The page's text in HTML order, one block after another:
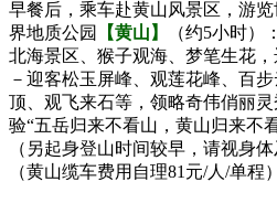
早餐后，乘车赴黄山风景区，游
界地质公园
【黄山】
（约5小时）
北海景区、猴子观海、梦笔生花
－迎客松玉屏峰、观莲花峰、百
顶、观飞来石等，领略奇伟俏丽
验“五岳归来不看山，黄山归来不
（另起身登山时间较早，请视身
（黄山缆车费用自理81元/人/单程